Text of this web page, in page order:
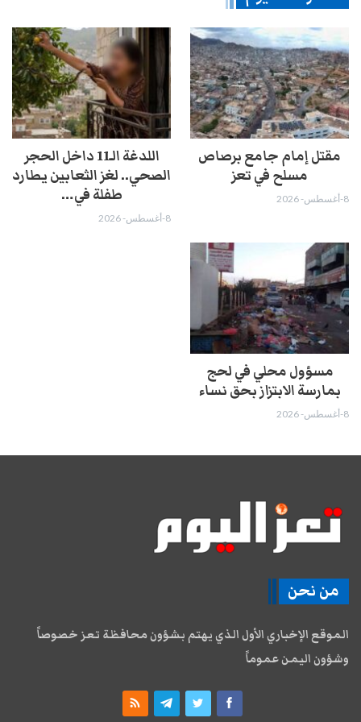
مقتل إمام جامع برصاص
مسلح في تعز
8-أغسطس- 2026
اللدغة الـ11 داخل الحجر
الصحي.. لغز الثعابين يطارد
طفلة في…
8-أغسطس- 2026
مسؤول محلي في لحج
بمارسة الابتزاز بحق نساء
8-أغسطس- 2026
من نحن
الموقع الإخباري الأول الذي يهتم بشؤون محافظة تعز خصوصاً
وشؤون اليمن عموماً